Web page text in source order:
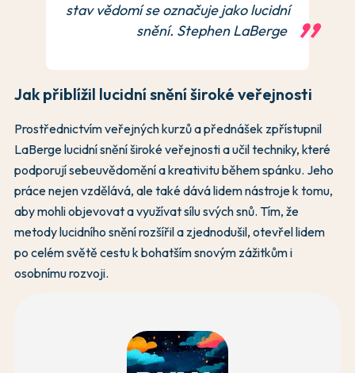
stav vědomí se označuje jako lucidní
snění. Stephen LaBerge
Jak přiblížil lucidní snění široké veřejnosti
Prostřednictvím veřejných kurzů a přednášek zpřístupnil
LaBerge lucidní snění široké veřejnosti a učil techniky, které
podporují sebeuvědomění a kreativitu během spánku. Jeho
práce nejen vzdělává, ale také dává lidem nástroje k tomu,
aby mohli objevovat a využívat sílu svých snů. Tím, že
metody lucidního snění rozšířil a zjednodušil, otevřel lidem
po celém světě cestu k bohatším snovým zážitkům i
osobnímu rozvoji.